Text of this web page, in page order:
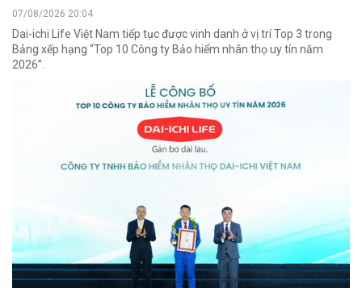
07/08/2026 20:04
Dai-ichi Life Việt Nam tiếp tục được vinh danh ở vị trí Top 3 trong
Bảng xếp hạng “Top 10 Công ty Bảo hiểm nhân thọ uy tín năm
2026”.